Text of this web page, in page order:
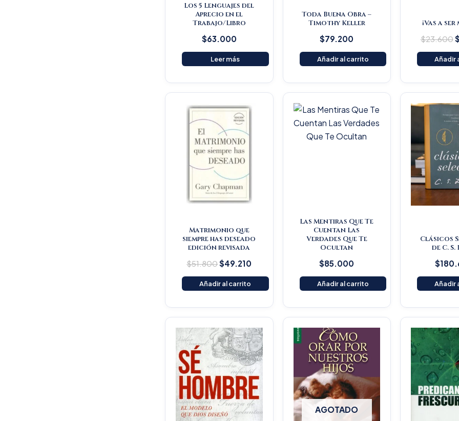
Los 5 Lenguajes del
Aprecio en el
Trabajo/Libro
$63.000
Leer más
Toda Buena Obra –
Timothy Keller
$79.200
Añadir al carrito
¡Vas a ser
$23.600$
Añadir
Matrimonio que
siempre has deseado
edición revisada
$51.800
price
was:
$51.800.
$49.210
Current
price
Añadir al carrito
Las Mentiras Que Te
Cuentan Las
Verdades Que Te
Ocultan
$85.000
Añadir al carrito
Clásicos
de C. S.
$
Añadir
AGOTADO